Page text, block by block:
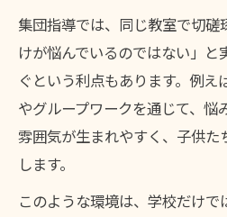
集団指導では、同じ教室で切
けが悩んでいるのではない」と
ぐという利点もあります。例
やグループワークを通じて、悩
雰囲気が生まれやすく、子供
します。
このような環境は、学校だけ